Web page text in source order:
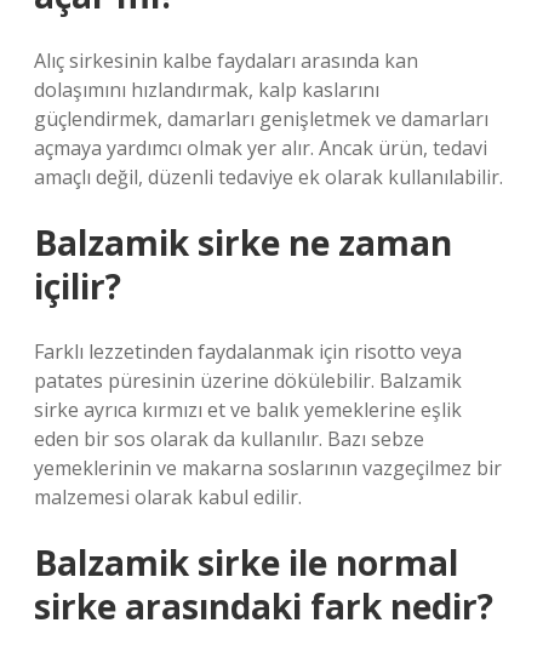
Alıç sirkesinin kalbe faydaları arasında kan
dolaşımını hızlandırmak, kalp kaslarını
güçlendirmek, damarları genişletmek ve damarları
açmaya yardımcı olmak yer alır. Ancak ürün, tedavi
amaçlı değil, düzenli tedaviye ek olarak kullanılabilir.
Balzamik sirke ne zaman
içilir?
Farklı lezzetinden faydalanmak için risotto veya
patates püresinin üzerine dökülebilir. Balzamik
sirke ayrıca kırmızı et ve balık yemeklerine eşlik
eden bir sos olarak da kullanılır. Bazı sebze
yemeklerinin ve makarna soslarının vazgeçilmez bir
malzemesi olarak kabul edilir.
Balzamik sirke ile normal
sirke arasındaki fark nedir?